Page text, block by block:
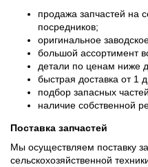
продажа запчастей на
посредников;
оригинальное
большой ассортимент
детали по ценам ниже
быстрая доставка от 1
подбор запасных
наличие собственной
Поставка запчастей
Мы осуществляем поставку
сельскохозяйственной